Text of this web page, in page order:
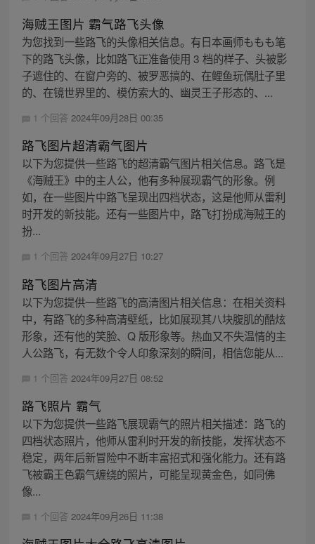
海贼王图片 霸气路飞头像
为您找到一些路飞的头像相关信息。有日本画师ももも笔
下的路飞头像，比如路飞正准备使用 3 档的样子、头被影
子遮住的、在窗户旁的、被罗恶搞的、在鲤鱼玩偶肚子里
的、在镜世界里的、模仿索大的、幽灵王子形态的、...
1 个回答 2024年09月28日 00:35
路飞图片超清霸气图片
以下为您提供一些路飞的超清霸气图片相关信息。路飞是
《海贼王》中的主人公，他有多种展现霸气的形象。例
如，在一些图片中路飞呈现出四档状态，这是他师从雷利
时开发的新技能。还有一些图片中，路飞打扮成海贼王的
扮...
1 个回答 2024年09月27日 10:27
路飞图片高清
以下为您提供一些路飞的高清图片相关信息：在相关资料
中，有路飞的多种高清壁纸，比如展现其八块腹肌的酷炫
形象，还有他的笑脸、Q 版形象等。热血又不失温情的主
人公路飞，有无数个令人印象深刻的瞬间，相信您能从...
1 个回答 2024年09月27日 08:52
路飞照片 霸气
以下为您提供一些路飞展现霸气的照片相关描述：路飞的
四档状态照片，他师从雷利时开发的新技能，发挥状态不
稳定，两年后新冒险中不断丰富招式和强化能力。还有路
飞被霸王色霸气缠绕的照片，可能呈现黄金色，如同佛
像...
1 个回答 2024年09月26日 11:38